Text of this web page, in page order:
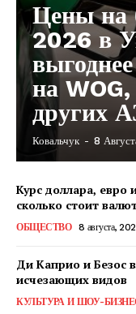
Цены на
2026 в
на
других
Ковальчук - 8
Курс доллара, евро
сколько стоит
ОБЩЕСТВО 8 августа,
Ди Каприо и Безос
исчезающих видов
КУЛЬТУРА И ШОУ-